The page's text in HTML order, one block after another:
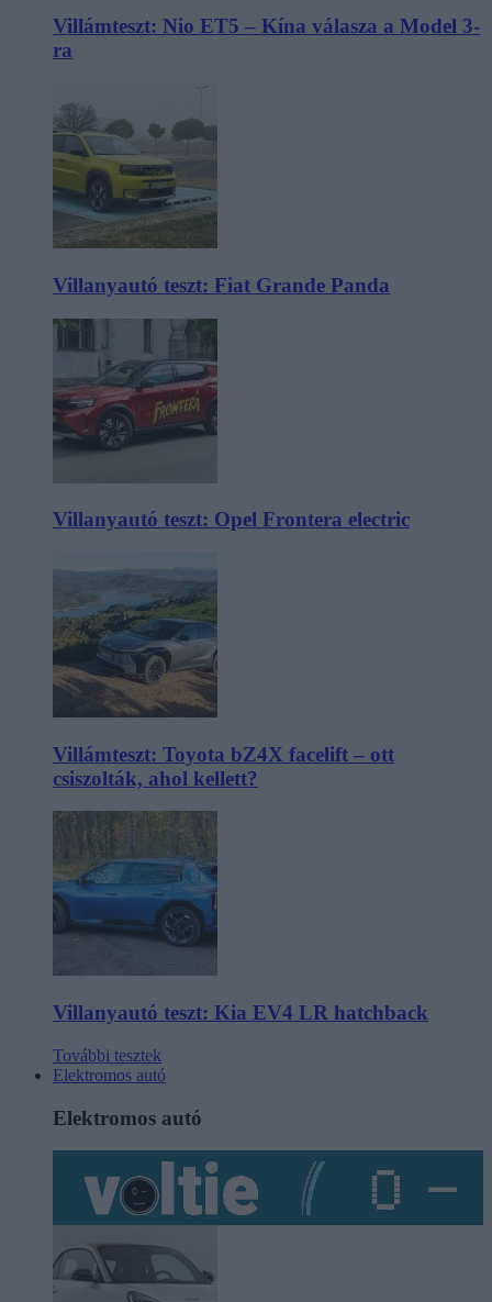
Villámteszt: Nio ET5 – Kína válasza a Model 3-
ra
Villanyautó teszt: Fiat Grande Panda
Villanyautó teszt: Opel Frontera electric
Villámteszt: Toyota bZ4X facelift – ott
csiszolták, ahol kellett?
Villanyautó teszt: Kia EV4 LR hatchback
További tesztek
Elektromos autó
Elektromos autó